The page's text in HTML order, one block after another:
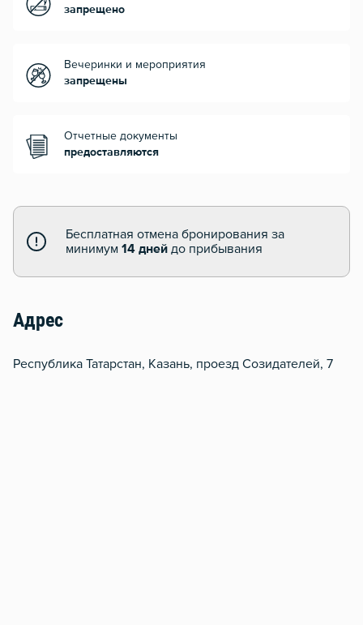
запрещено
Вечеринки и мероприятия
запрещены
Отчетные документы
предоставляются
Бесплатная отмена бронирования за
минимум 14 дней до прибывания
Адрес
Республика Татарстан, Казань, проезд Созидателей, 7